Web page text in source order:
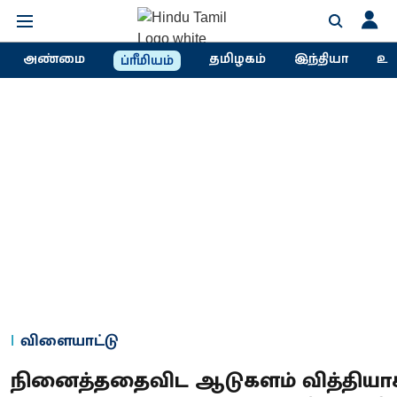
அண்மை ப்ரீமியம் தமிழகம் இந்தியா
விளையாட்டு
நினைத்ததைவிட ஆடுகளம்